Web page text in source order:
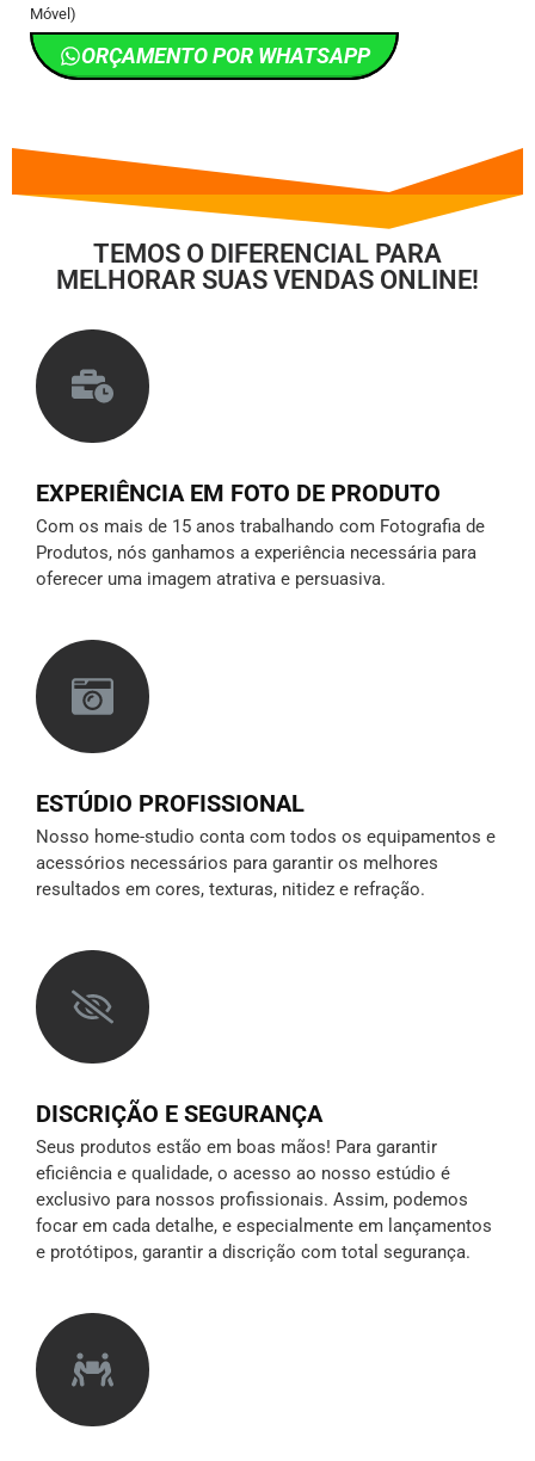
Móvel)
ORÇAMENTO POR WHATSAPP
TEMOS O DIFERENCIAL PARA
MELHORAR SUAS VENDAS ONLINE!
EXPERIÊNCIA EM FOTO DE PRODUTO
Com os mais de 15 anos trabalhando com Fotografia de
Produtos, nós ganhamos a experiência necessária para
oferecer uma imagem atrativa e persuasiva.
ESTÚDIO PROFISSIONAL
Nosso home-studio conta com todos os equipamentos e
acessórios necessários para garantir os melhores
resultados em cores, texturas, nitidez e refração.
DISCRIÇÃO E SEGURANÇA
Seus produtos estão em boas mãos! Para garantir
eficiência e qualidade, o acesso ao nosso estúdio é
exclusivo para nossos profissionais. Assim, podemos
focar em cada detalhe, e especialmente em lançamentos
e protótipos, garantir a discrição com total segurança.